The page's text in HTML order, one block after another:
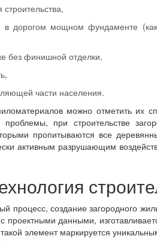
в дорогом мощном фундаменте
без финишной отделки,
части населения.
можно отметить их
при строительстве
пропитываются все
активным разрушающим
процесс, создание загородного
проектными данными,
элемент маркируется